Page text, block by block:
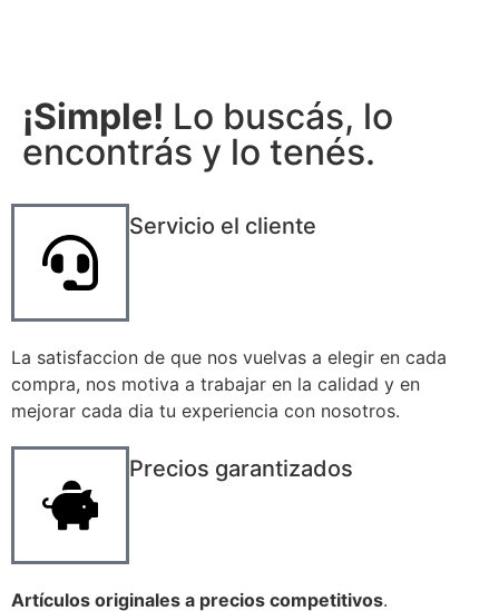
¡Simple! Lo buscás, lo
encontrás y lo tenés.
Servicio el cliente
La satisfaccion de que nos vuelvas a elegir en cada
compra, nos motiva a trabajar en la calidad y en
mejorar cada dia tu experiencia con nosotros.
Precios garantizados
Artículos originales a precios competitivos.